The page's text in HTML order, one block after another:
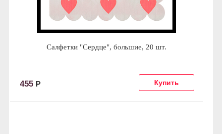
Салфетки "Сердце", большие, 20 шт.
455 Р